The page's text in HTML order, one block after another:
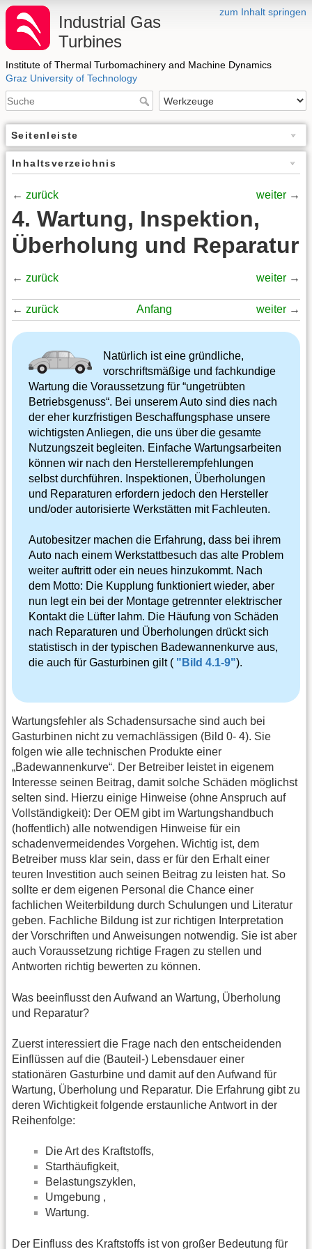
zum Inhalt springen
Industrial Gas
Turbines
Institute of Thermal Turbomachinery and Machine Dynamics
Graz University of Technology
Seitenleiste
Inhaltsverzeichnis
← zurück weiter →
4. Wartung, Inspektion,
Überholung und Reparatur
← zurück weiter →
← zurück Anfang weiter →
Natürlich ist eine gründliche,
vorschriftsmäßige und fachkundige
Wartung die Voraussetzung für “ungetrübten
Betriebsgenuss“. Bei unserem Auto sind dies nach
der eher kurzfristigen Beschaffungsphase unsere
wichtigsten Anliegen, die uns über die gesamte
Nutzungszeit begleiten. Einfache Wartungsarbeiten
können wir nach den Herstellerempfehlungen
selbst durchführen. Inspektionen, Überholungen
und Reparaturen erfordern jedoch den Hersteller
und/oder autorisierte Werkstätten mit Fachleuten.
Autobesitzer machen die Erfahrung, dass bei ihrem
Auto nach einem Werkstattbesuch das alte Problem
weiter auftritt oder ein neues hinzukommt. Nach
dem Motto: Die Kupplung funktioniert wieder, aber
nun legt ein bei der Montage getrennter elektrischer
Kontakt die Lüfter lahm. Die Häufung von Schäden
nach Reparaturen und Überholungen drückt sich
statistisch in der typischen Badewannenkurve aus,
die auch für Gasturbinen gilt ( "Bild 4.1-9").
Wartungsfehler als Schadensursache sind auch bei
Gasturbinen nicht zu vernachlässigen (Bild 0- 4). Sie
folgen wie alle technischen Produkte einer
„Badewannenkurve“. Der Betreiber leistet in eigenem
Interesse seinen Beitrag, damit solche Schäden möglichst
selten sind. Hierzu einige Hinweise (ohne Anspruch auf
Vollständigkeit): Der OEM gibt im Wartungshandbuch
(hoffentlich) alle notwendigen Hinweise für ein
schadenvermeidendes Vorgehen. Wichtig ist, dem
Betreiber muss klar sein, dass er für den Erhalt einer
teuren Investition auch seinen Beitrag zu leisten hat. So
sollte er dem eigenen Personal die Chance einer
fachlichen Weiterbildung durch Schulungen und Literatur
geben. Fachliche Bildung ist zur richtigen Interpretation
der Vorschriften und Anweisungen notwendig. Sie ist aber
auch Voraussetzung richtige Fragen zu stellen und
Antworten richtig bewerten zu können.
Was beeinflusst den Aufwand an Wartung, Überholung
und Reparatur?
Zuerst interessiert die Frage nach den entscheidenden
Einflüssen auf die (Bauteil-) Lebensdauer einer
stationären Gasturbine und damit auf den Aufwand für
Wartung, Überholung und Reparatur. Die Erfahrung gibt zu
deren Wichtigkeit folgende erstaunliche Antwort in der
Reihenfolge:
Die Art des Kraftstoffs,
Starthäufigkeit,
Belastungszyklen,
Umgebung ,
Wartung.
Der Einfluss des Kraftstoffs ist von großer Bedeutung für